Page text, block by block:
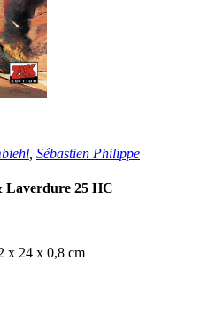
Sébastien Philippe
Laverdure 25 HC
x 24 x 0,8 cm